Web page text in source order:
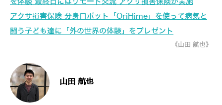
アクサ損害保険 分身ロボット「OriHime」を使って病気と
闘う子ども達に「外の世界の体験」をプレゼント
《山田 航也》
山田 航也